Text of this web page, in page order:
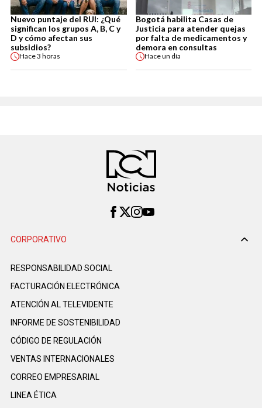
Nuevo puntaje del RUI: ¿Qué
significan los grupos A, B, C y
D y cómo afectan sus
subsidios?
Hace3 horas
Bogotá habilita Casas de
Justicia para atender quejas
por falta de medicamentos y
demora en consultas
Haceun día
CORPORATIVO
RESPONSABILIDAD SOCIAL
FACTURACIÓN ELECTRÓNICA
ATENCIÓN AL TELEVIDENTE
INFORME DE SOSTENIBILIDAD
CÓDIGO DE REGULACIÓN
VENTAS INTERNACIONALES
CORREO EMPRESARIAL
LINEA ÉTICA